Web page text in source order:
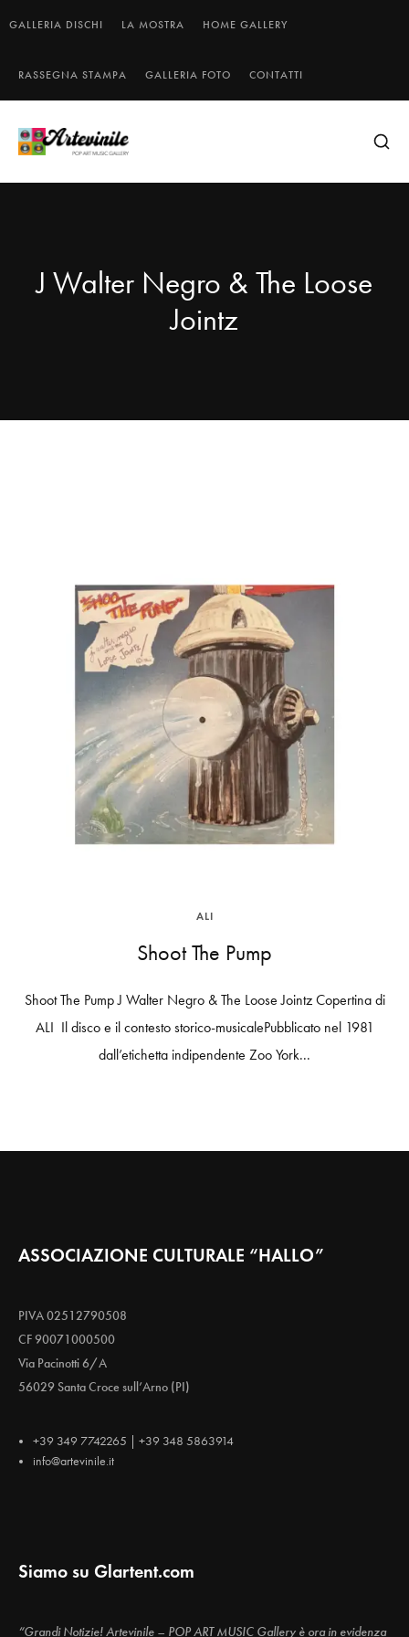
GALLERIA DISCHI LA MOSTRA HOME GALLERY
RASSEGNA STAMPA GALLERIA FOTO CONTATTI
J Walter Negro & The Loose
Jointz
ALI
Shoot The Pump
Shoot The Pump J Walter Negro & The Loose Jointz Copertina di
ALI Il disco e il contesto storico-musicalePubblicato nel 1981
dall’etichetta indipendente Zoo York...
ASSOCIAZIONE CULTURALE “HALLO”
PIVA 02512790508
CF 90071000500
Via Pacinotti 6/A
56029 Santa Croce sull’Arno (PI)
+39 349 7742265 | +39 348 5863914
info@artevinile.it
Siamo su Glartent.com
“Grandi Notizie! Artevinile – POP ART MUSIC Gallery è ora in evidenza